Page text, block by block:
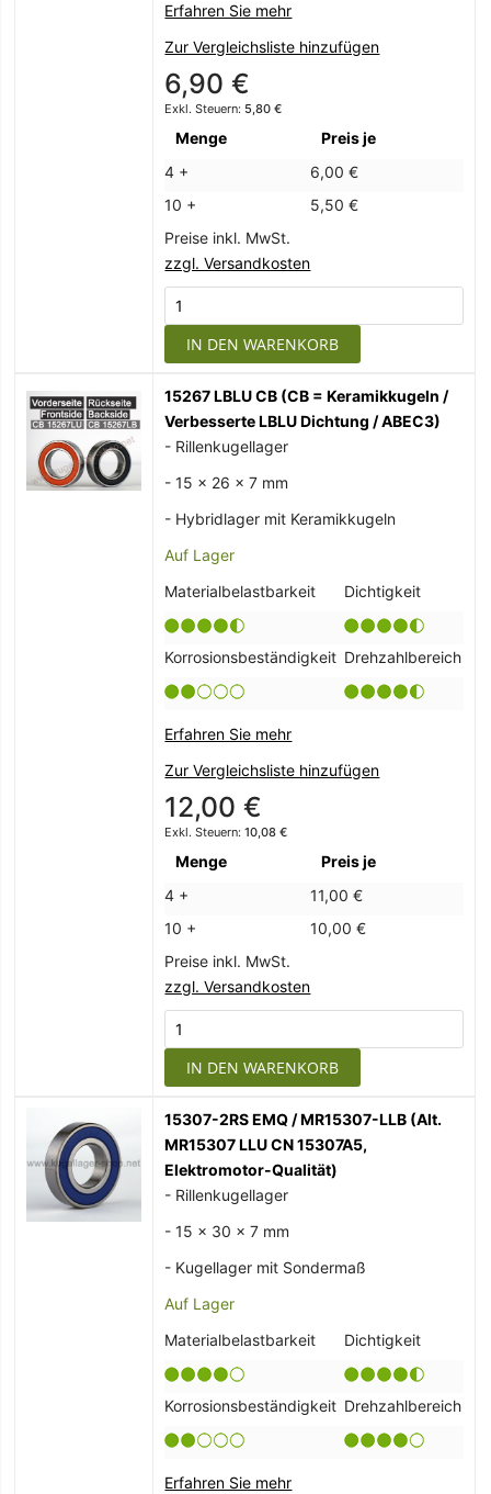
Erfahren Sie mehr
Zur Vergleichsliste hinzufügen
6,90 €
5,80 €
Menge
Preis je
4 +
6,00 €
10 +
5,50 €
Preise inkl. MwSt.
zzgl. Versandkosten
IN DEN WARENKORB
15267 LBLU CB (CB = Keramikkugeln /
Verbesserte LBLU Dichtung / ABEC3)
- Rillenkugellager
- 15 x 26 x 7 mm
- Hybridlager mit Keramikkugeln
Auf Lager
Materialbelastbarkeit
Dichtigkeit
Korrosionsbeständigkeit Drehzahlbereich
Erfahren Sie mehr
Zur Vergleichsliste hinzufügen
12,00 €
10,08 €
Menge
Preis je
4 +
11,00 €
10 +
10,00 €
Preise inkl. MwSt.
zzgl. Versandkosten
IN DEN WARENKORB
15307-2RS EMQ / MR15307-LLB (Alt.
MR15307 LLU CN 15307A5,
Elektromotor-Qualität)
- Rillenkugellager
- 15 x 30 x 7 mm
- Kugellager mit Sondermaß
Auf Lager
Materialbelastbarkeit
Dichtigkeit
Korrosionsbeständigkeit Drehzahlbereich
Erfahren Sie mehr